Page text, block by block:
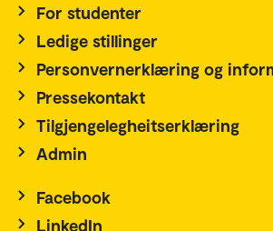
For studenter
Ledige stillinger
Personvernerklæring og
Pressekontakt
Tilgjengelegheitserklæring
Admin
Facebook
LinkedIn